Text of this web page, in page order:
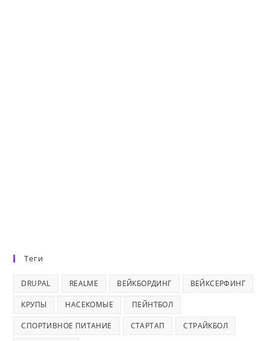
Теги
DRUPAL REALME ВЕЙКБОРДИНГ ВЕЙКСЕРФИНГ
КРУПЫ НАСЕКОМЫЕ ПЕЙНТБОЛ
СПОРТИВНОЕ ПИТАНИЕ СТАРТАП СТРАЙКБОЛ